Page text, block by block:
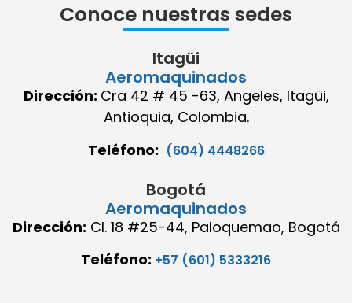
Conoce nuestras sedes
Itagüi
Aeromaquinados
Dirección: Cra 42 # 45 -63, Angeles, Itagüi,
Antioquia, Colombia.
Teléfono: (604) 4448266
Bogotá
Aeromaquinados
Dirección: Cl. 18 #25-44, Paloquemao, Bogotá
Teléfono: +57 (601) 5333216